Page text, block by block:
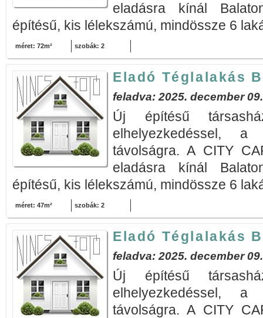
eladásra kínál
építésű, kis lélekszámú, mindössze 6
méret: 72m² szobák: 2
Eladó Téglalakás
feladva: 2025. december 09.
Új építésű
elhelyezkedéssel,
távolságra. A CITY
eladásra kínál
építésű, kis lélekszámú, mindössze 6
méret: 47m² szobák: 2
Eladó Téglalakás
feladva: 2025. december 09.
Új építésű
elhelyezkedéssel,
távolságra. A CITY